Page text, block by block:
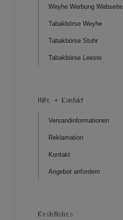
Weyhe Werbung Webseite
Tabakbörse Weyhe
Tabakbörse Stuhr
Tabakbörse Leeste
Hilfe & Kontakt
Versandinformationen
Reklamation
Kontakt
Angebot anfordern
Rechtliches